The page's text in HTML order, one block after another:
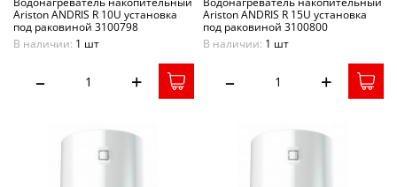
Ariston ANDRIS R 10U установка
под раковиной 3100798
В наличии: 1 шт
– +
Ariston ANDRIS R 15U установка
под раковиной 3100800
В наличии: 1 шт
– +